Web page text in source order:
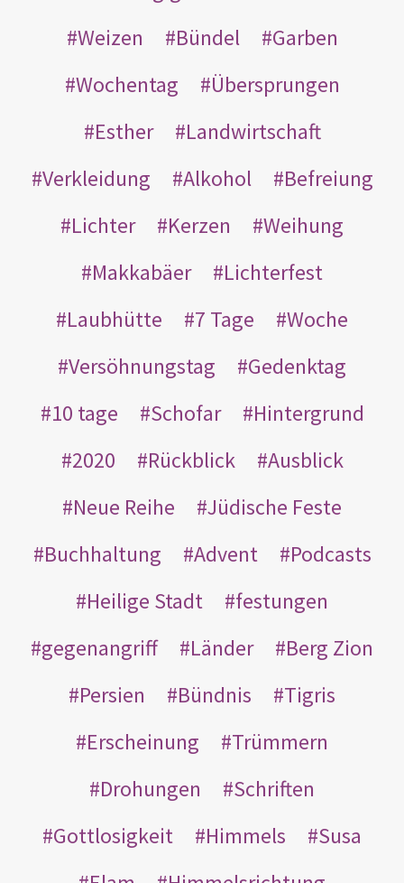
Weizen
Bündel
Garben
Wochentag
Übersprungen
Esther
Landwirtschaft
Verkleidung
Alkohol
Befreiung
Lichter
Kerzen
Weihung
Makkabäer
Lichterfest
Laubhütte
7 Tage
Woche
Versöhnungstag
Gedenktag
10 tage
Schofar
Hintergrund
2020
Rückblick
Ausblick
Neue Reihe
Jüdische Feste
Buchhaltung
Advent
Podcasts
Heilige Stadt
festungen
gegenangriff
Länder
Berg Zion
Persien
Bündnis
Tigris
Erscheinung
Trümmern
Drohungen
Schriften
Gottlosigkeit
Himmels
Susa